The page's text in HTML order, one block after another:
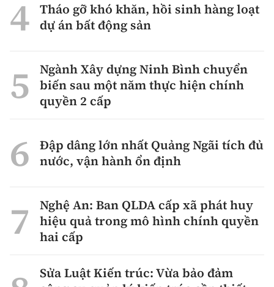
Tháo gỡ khó khăn, hồi sinh hàng loạt
dự án bất động sản
Ngành Xây dựng Ninh Bình chuyển
biến sau một năm thực hiện chính
quyền 2 cấp
Đập dâng lớn nhất Quảng Ngãi tích đủ
nước, vận hành ổn định
Nghệ An: Ban QLDA cấp xã phát huy
hiệu quả trong mô hình chính quyền
hai cấp
Sửa Luật Kiến trúc: Vừa bảo đảm